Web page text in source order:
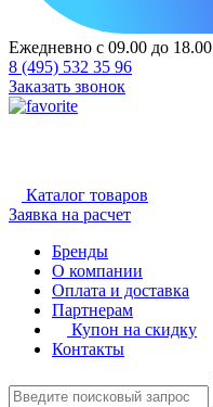
Ежедневно с 09.00 до 18.00
8 (495) 532 35 96
Заказать звонок
Каталог товаров
Заявка на расчет
Бренды
О компании
Оплата и доставка
Партнерам
Купон на скидку
Контакты